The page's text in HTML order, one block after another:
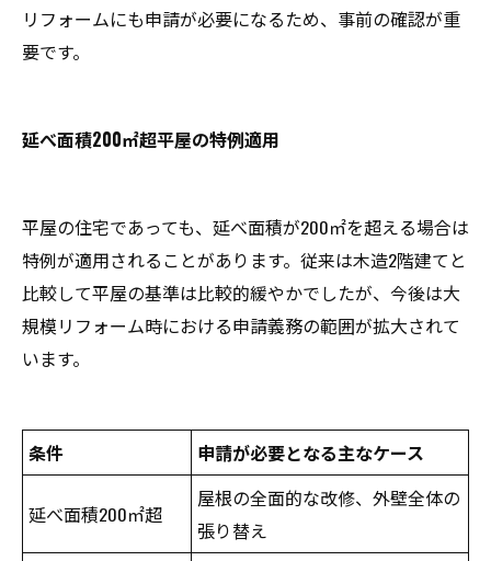
リフォームにも申請が必要になるため、事前の確認が重
要です。
延べ面積200㎡超平屋の特例適用
平屋の住宅であっても、延べ面積が200㎡を超える場合は
特例が適用されることがあります。従来は木造2階建てと
比較して平屋の基準は比較的緩やかでしたが、今後は大
規模リフォーム時における申請義務の範囲が拡大されて
います。
条件 申請が必要となる主なケース
延べ面積200㎡超
屋根の全面的な改修、外壁全体の
張り替え